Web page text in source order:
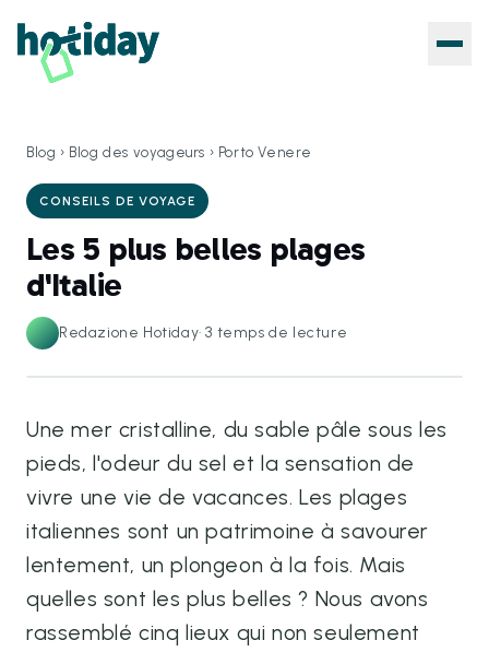
Blog › Blog des voyageurs › Porto Venere
CONSEILS DE VOYAGE
Les 5 plus belles plages
d'Italie
Redazione Hotiday·3 temps de lecture
Une mer cristalline, du sable pâle sous les
pieds, l'odeur du sel et la sensation de
vivre une vie de vacances. Les plages
italiennes sont un patrimoine à savourer
lentement, un plongeon à la fois. Mais
quelles sont les plus belles ? Nous avons
rassemblé cinq lieux qui non seulement